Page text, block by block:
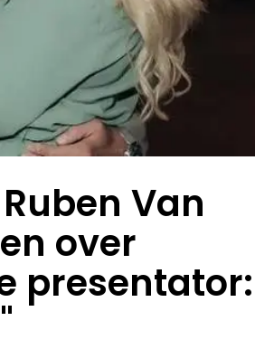
Van
over
presentator: